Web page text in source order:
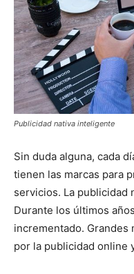
Publicidad nativa inteligente
Sin duda alguna, cada
tienen las marcas para
servicios. La publicidad
Durante los últimos
incrementado. Grandes
por la publicidad online